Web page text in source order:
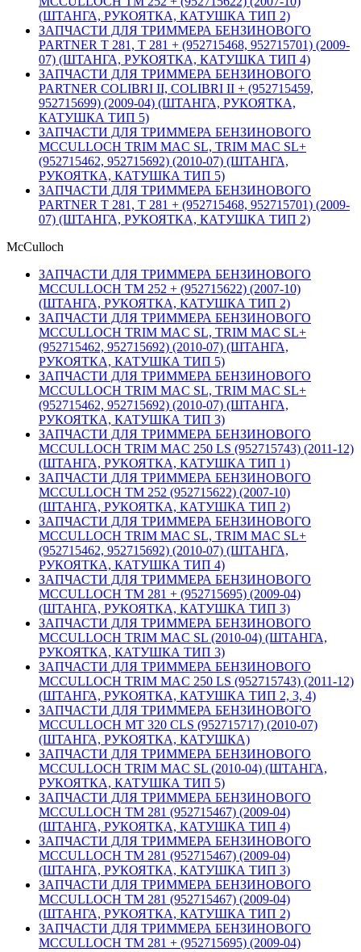
(ШТАНГА, РУКОЯТКА, КАТУШКА ТИП 2)
ЗАПЧАСТИ ДЛЯ ТРИММЕРА БЕНЗИНОВОГО
PARTNER T 281, T 281 + (952715468, 952715701) (2009-
07) (ШТАНГА, РУКОЯТКА, КАТУШКА ТИП 4)
ЗАПЧАСТИ ДЛЯ ТРИММЕРА БЕНЗИНОВОГО
PARTNER COLIBRI II, COLIBRI II + (952715459,
952715699) (2009-04) (ШТАНГА, РУКОЯТКА,
КАТУШКА ТИП 5)
ЗАПЧАСТИ ДЛЯ ТРИММЕРА БЕНЗИНОВОГО
MCCULLOCH TRIM MAC SL, TRIM MAC SL+
(952715462, 952715692) (2010-07) (ШТАНГА,
РУКОЯТКА, КАТУШКА ТИП 5)
ЗАПЧАСТИ ДЛЯ ТРИММЕРА БЕНЗИНОВОГО
PARTNER T 281, T 281 + (952715468, 952715701) (2009-
07) (ШТАНГА, РУКОЯТКА, КАТУШКА ТИП 2)
McCulloch
ЗАПЧАСТИ ДЛЯ ТРИММЕРА БЕНЗИНОВОГО
MCCULLOCH TM 252 + (952715622) (2007-10)
(ШТАНГА, РУКОЯТКА, КАТУШКА ТИП 2)
ЗАПЧАСТИ ДЛЯ ТРИММЕРА БЕНЗИНОВОГО
MCCULLOCH TRIM MAC SL, TRIM MAC SL+
(952715462, 952715692) (2010-07) (ШТАНГА,
РУКОЯТКА, КАТУШКА ТИП 5)
ЗАПЧАСТИ ДЛЯ ТРИММЕРА БЕНЗИНОВОГО
MCCULLOCH TRIM MAC SL, TRIM MAC SL+
(952715462, 952715692) (2010-07) (ШТАНГА,
РУКОЯТКА, КАТУШКА ТИП 3)
ЗАПЧАСТИ ДЛЯ ТРИММЕРА БЕНЗИНОВОГО
MCCULLOCH TRIM MAC 250 LS (952715743) (2011-12)
(ШТАНГА, РУКОЯТКА, КАТУШКА ТИП 1)
ЗАПЧАСТИ ДЛЯ ТРИММЕРА БЕНЗИНОВОГО
MCCULLOCH TM 252 (952715622) (2007-10)
(ШТАНГА, РУКОЯТКА, КАТУШКА ТИП 2)
ЗАПЧАСТИ ДЛЯ ТРИММЕРА БЕНЗИНОВОГО
MCCULLOCH TRIM MAC SL, TRIM MAC SL+
(952715462, 952715692) (2010-07) (ШТАНГА,
РУКОЯТКА, КАТУШКА ТИП 4)
ЗАПЧАСТИ ДЛЯ ТРИММЕРА БЕНЗИНОВОГО
MCCULLOCH TM 281 + (952715695) (2009-04)
(ШТАНГА, РУКОЯТКА, КАТУШКА ТИП 3)
ЗАПЧАСТИ ДЛЯ ТРИММЕРА БЕНЗИНОВОГО
MCCULLOCH TRIM MAC SL (2010-04) (ШТАНГА,
РУКОЯТКА, КАТУШКА ТИП 3)
ЗАПЧАСТИ ДЛЯ ТРИММЕРА БЕНЗИНОВОГО
MCCULLOCH TRIM MAC 250 LS (952715743) (2011-12)
(ШТАНГА, РУКОЯТКА, КАТУШКА ТИП 2, 3, 4)
ЗАПЧАСТИ ДЛЯ ТРИММЕРА БЕНЗИНОВОГО
MCCULLOCH MT 320 CLS (952715717) (2010-07)
(ШТАНГА, РУКОЯТКА, КАТУШКА)
ЗАПЧАСТИ ДЛЯ ТРИММЕРА БЕНЗИНОВОГО
MCCULLOCH TRIM MAC SL (2010-04) (ШТАНГА,
РУКОЯТКА, КАТУШКА ТИП 5)
ЗАПЧАСТИ ДЛЯ ТРИММЕРА БЕНЗИНОВОГО
MCCULLOCH TM 281 (952715467) (2009-04)
(ШТАНГА, РУКОЯТКА, КАТУШКА ТИП 4)
ЗАПЧАСТИ ДЛЯ ТРИММЕРА БЕНЗИНОВОГО
MCCULLOCH TM 281 (952715467) (2009-04)
(ШТАНГА, РУКОЯТКА, КАТУШКА ТИП 3)
ЗАПЧАСТИ ДЛЯ ТРИММЕРА БЕНЗИНОВОГО
MCCULLOCH TM 281 (952715467) (2009-04)
(ШТАНГА, РУКОЯТКА, КАТУШКА ТИП 2)
ЗАПЧАСТИ ДЛЯ ТРИММЕРА БЕНЗИНОВОГО
MCCULLOCH TM 281 + (952715695) (2009-04)